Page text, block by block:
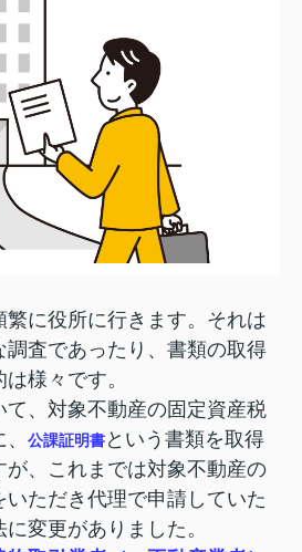
に役所に行きます。それは
査であったり、書類の取得
様々です。
、対象不動産の固定資産税
公課証明書という書類を取得
、これまでは対象不動産の
いただき代理で申請していた
変更がありました。